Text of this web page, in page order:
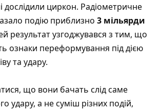
дослідили циркон. Радіометричне
подію приблизно 3 мільярди
результат узгоджувався з тим, що
ознаки переформування під дією
та удару.
що вони бачать слід саме
удару, а не суміш різних подій,